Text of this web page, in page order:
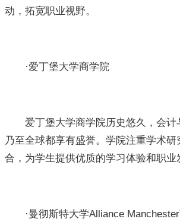
动，拓宽职业视野。
·爱丁堡大学商学院
爱丁堡大学商学院历史悠久，会计
乃至全球都享有盛誉。学院注重学术
合，为学生提供优质的学习体验和职业
·曼彻斯特大学Alliance Manchester